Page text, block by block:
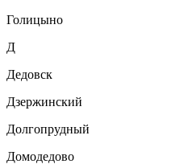
Голицыно
Д
Дедовск
Дзержинский
Долгопрудный
Домодедово